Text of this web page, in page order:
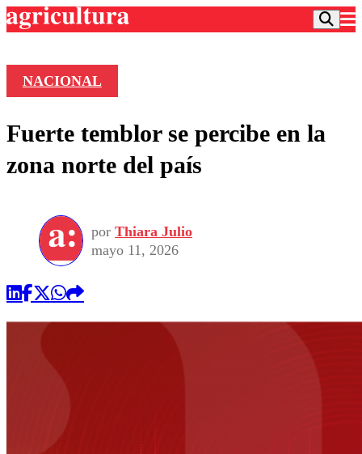
Frecuencias
Agricultura TV
Deportes
Motor
Otros Deportes
Universidad Católica
Dato Practico
Política
Vida Social
Publicaciones en medios
Comercial
NACIONAL
Fuerte temblor se percibe en la
zona norte del país
por Thiara Julio
mayo 11, 2026